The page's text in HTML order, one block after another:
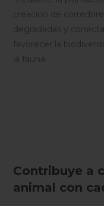
creación de
degradadas y
favorecer la
la fauna.
Contribuye a
animal con